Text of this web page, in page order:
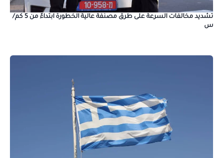
تشديد مخالفات السرعة على طرق مصنفة عالية الخطورة ابتداءً من 5 كم/
س